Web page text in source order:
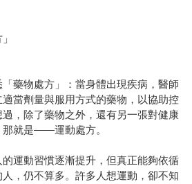
藥物處方」：當身體出現疾病，醫師
當劑量與服用方式的藥物，以協助控
，除了藥物之外，還有另一張對健康
那就是——運動處方。
運動習慣逐漸提升，但真正能夠依循
，仍不算多。許多人想運動，卻不知